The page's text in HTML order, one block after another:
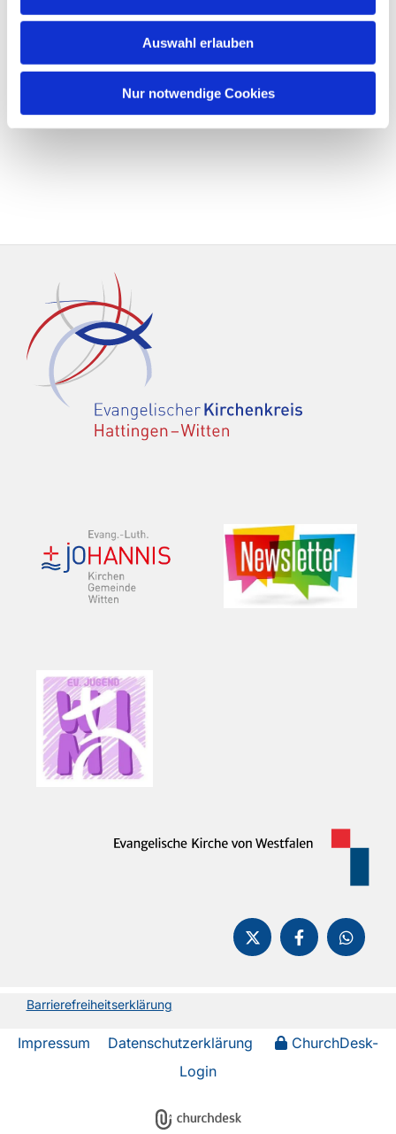
Auswahl erlauben
Nur notwendige Cookies
Barrierefreiheitserklärung
Impressum Datenschutzerklärung
ChurchDesk-
Login